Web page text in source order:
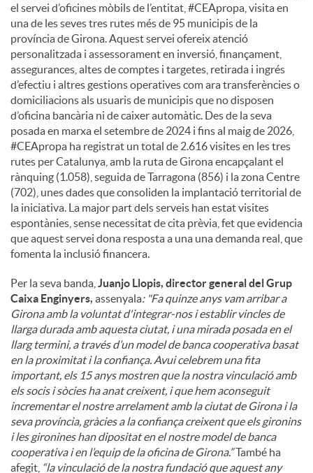
el servei d’oficines mòbils de l’entitat, #CEApropa, visita en
una de les seves tres rutes més de 95 municipis de la
província de Girona. Aquest servei ofereix atenció
personalitzada i assessorament en inversió, finançament,
assegurances, altes de comptes i targetes, retirada i ingrés
d’efectiu i altres gestions operatives com ara transferències o
domiciliacions als usuaris de municipis que no disposen
d’oficina bancària ni de caixer automàtic. Des de la seva
posada en marxa el setembre de 2024 i fins al maig de 2026,
#CEApropa ha registrat un total de 2.616 visites en les tres
rutes per Catalunya, amb la ruta de Girona encapçalant el
rànquing (1.058), seguida de Tarragona (856) i la zona Centre
(702), unes dades que consoliden la implantació territorial de
la iniciativa. La major part dels serveis han estat visites
espontànies, sense necessitat de cita prèvia, fet que evidencia
que aquest servei dona resposta a una una demanda real, que
fomenta la inclusió financera.
Per la seva banda, Juanjo Llopis, director general del Grup
Caixa Enginyers, assenyala: "Fa quinze anys vam arribar a
Girona amb la voluntat d'integrar-nos i establir vincles de
llarga durada amb aquesta ciutat, i una mirada posada en el
llarg termini, a través d’un model de banca cooperativa basat
en la proximitat i la confiança. Avui celebrem una fita
important, els 15 anys mostren que la nostra vinculació amb
els socis i sòcies ha anat creixent, i que hem aconseguit
incrementar el nostre arrelament amb la ciutat de Girona i la
seva província, gràcies a la confiança creixent que els gironins
i les gironines han dipositat en el nostre model de banca
cooperativa i en l’equip de la oficina de Girona.”També ha
afegit, “la vinculació de la nostra fundació que aquest any